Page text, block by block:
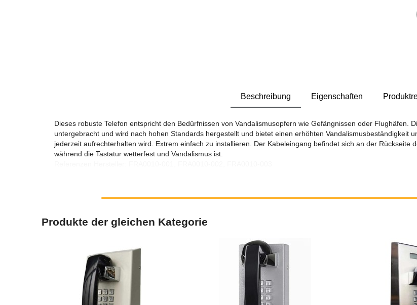
Beschreibung Eigenschaften
Dieses robuste Telefon entspricht den Bedürfnissen von Vandalismusopfern wie Gefängnissen oder Flughäfen.
untergebracht und wird nach hohen Standards hergestellt und bietet einen erhöhten Vandalismusbeständigkeit
jederzeit aufrechterhalten wird. Extrem einfach zu installieren. Der Kabeleingang befindet sich an der Rückseite
während die Tastatur wetterfest und Vandalismus ist.
Produkte der gleichen Kategorie